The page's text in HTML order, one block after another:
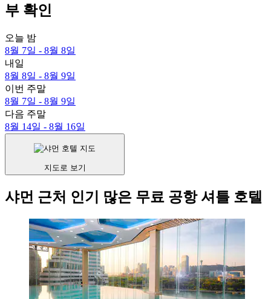
부 확인
오늘 밤
8월 7일 - 8월 8일
내일
8월 8일 - 8월 9일
이번 주말
8월 7일 - 8월 9일
다음 주말
8월 14일 - 8월 16일
지도로 보기
샤먼 근처 인기 많은 무료 공항 셔틀 호텔